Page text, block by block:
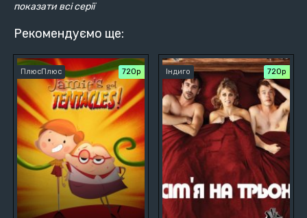
показати всі серії
Рекомендуємо ще:
ПлюсПлюс 720р Індиго 720p